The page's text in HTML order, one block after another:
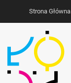
Strona Główna